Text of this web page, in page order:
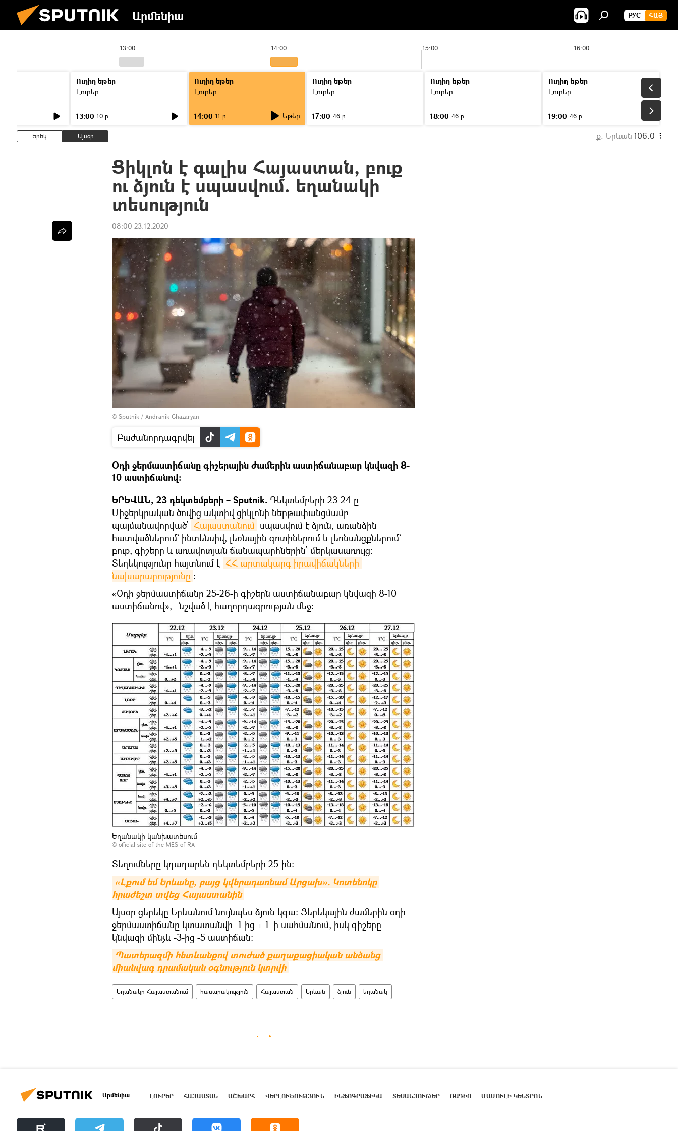
Արմենիա РУС ՀԱՅ
13:00 14:00 15:00 16:00
Ուղիղ եթեր
Լուրեր
13:00 10 ր
Ուղիղ եթեր
Լուրեր
14:00 11 ր Եթեր
Ուղիղ եթեր
Լուրեր
17:00 46 ր
Ուղիղ եթեր
Լուրեր
18:00 46 ր
Ուղիղ եթեր
Լուրեր
19:00 46 ր
Երեկ Այսօր ք. Երևան 106.0
Ցիկլոն է գալիս Հայաստան, բուք
ու ձյուն է սպասվում. եղանակի
տեսություն
08:00 23.12.2020
© Sputnik / Andranik Ghazaryan
Բաժանորդագրվել
Օդի ջերմաստիճանը գիշերային ժամերին աստիճանաբար կնվազի 8-
10 աստիճանով:
ԵՐԵՎԱՆ, 23 դեկտեմբերի – Sputnik. Դեկտեմբերի 23-24-ը
Միջերկրական ծովից ակտիվ ցիկլոնի ներթափանցմամբ
պայմանավորված՝ Հայաստանում սպասվում է ձյուն, առանձին
հատվածներում՝ ինտենսիվ, լեռնային գոտիներում և լեռնանցքներում՝
բուք, գիշերը և առավոտյան ճանապարհներին՝ մերկասառույց:
Տեղեկությունը հայտնում է ՀՀ արտակարգ իրավիճակների
նախարարությունը ։
«Օդի ջերմաստիճանը 25-26-ի գիշերն աստիճանաբար կնվազի 8-10
աստիճանով»,– նշված է հաղորդագրության մեջ:
Եղանակի կանխատեսում
© official site of the MES of RA
Տեղումները կդադարեն դեկտեմբերի 25-ին։
«Լքում եմ Երևանը, բայց կվերադառնամ Արցախ». Կոտենոկը
հրաժեշտ տվեց Հայաստանին
Այսօր ցերեկը Երևանում նույնպես ձյուն կգա։ Ցերեկային ժամերին օդի
ջերմաստիճանը կտատանվի -1-ից + 1–ի սահմանում, իսկ գիշերը
կնվազի մինչև -3-ից -5 աստիճան։
Պատերազմի հետևանքով տուժած քաղաքացիական անձանց
միանվագ դրամական օգնություն կտրվի
Եղանակը Հայաստանում հասարակություն Հայաստան Երևան ձյուն եղանակ
Արմենիա ԼՈՒՐԵՐ ՀԱՅԱՍՏԱՆ ԱՇԽԱՐՀ ՎԵՐԼՈՒԾՈՒԹՅՈՒՆ ԻՆՖՈԳՐԱՖԻԿԱ ՏԵՍԱՆՅՈՒԹԵՐ ՌԱԴԻՈ ՄԱՄՈՒԼԻ ԿԵՆՏՐՈՆ